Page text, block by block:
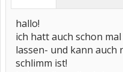
hallo!
ich hatt auch schon
lassen- und kann auch
schlimm ist!